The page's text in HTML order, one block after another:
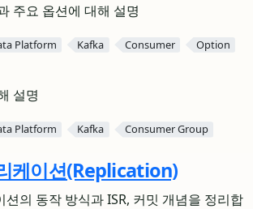
주요 옵션에 대해 설명
Platform Kafka Consumer Option
설명
Platform Kafka
Consumer Group
케이션(Replication)
션의 동작 방식과 ISR, 커밋 개념을 정리합